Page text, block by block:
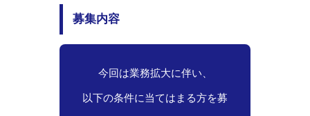
募集内容
今回は業務拡大に伴い、
以下の条件に当てはまる方を募